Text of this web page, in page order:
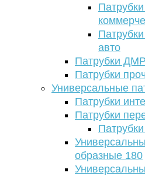
авто
Патрубки
Патрубки
Универсальные
Патрубки
Патрубки
образные 180